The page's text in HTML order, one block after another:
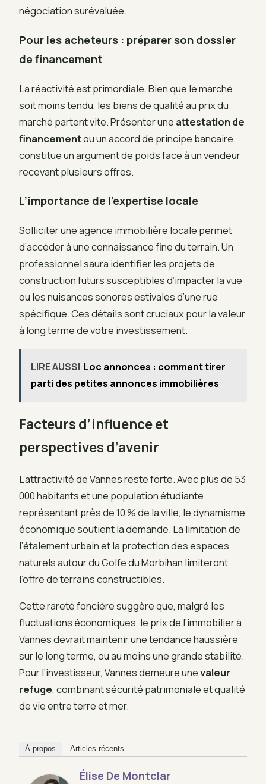
négociation surévaluée.
Pour les acheteurs : préparer son dossier
de financement
La réactivité est primordiale. Bien que le marché
soit moins tendu, les biens de qualité au prix du
marché partent vite. Présenter une attestation de
financementou un accord de principe bancaire
constitue un argument de poids face à un vendeur
recevant plusieurs offres.
L’importance de l’expertise locale
Solliciter une agence immobilière locale permet
d’accéder à une connaissance fine du terrain. Un
professionnel saura identifier les projets de
construction futurs susceptibles d’impacter la vue
ou les nuisances sonores estivales d’une rue
spécifique. Ces détails sont cruciaux pour la valeur
à long terme de votre investissement.
LIRE AUSSI Loc annonces : comment tirer
parti des petites annonces immobilières
Facteurs d’influence et
perspectives d’avenir
L’attractivité de Vannes reste forte. Avec plus de 53
000 habitants et une population étudiante
représentant près de 10 % de la ville, le dynamisme
économique soutient la demande. La limitation de
l’étalement urbain et la protection des espaces
naturels autour du Golfe du Morbihan limiteront
l’offre de terrains constructibles.
Cette rareté foncière suggère que, malgré les
fluctuations économiques, le prix de l’immobilier à
Vannes devrait maintenir une tendance haussière
sur le long terme, ou au moins une grande stabilité.
Pour l’investisseur, Vannes demeure unevaleur
refuge, combinant sécurité patrimoniale et qualité
de vie entre terre et mer.
À propos Articles récents
Élise De Montclar